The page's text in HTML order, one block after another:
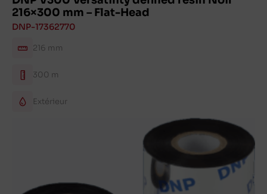
216×300 mm – Flat-Head
DNP-17362770
216 mm
300 m
Extérieur